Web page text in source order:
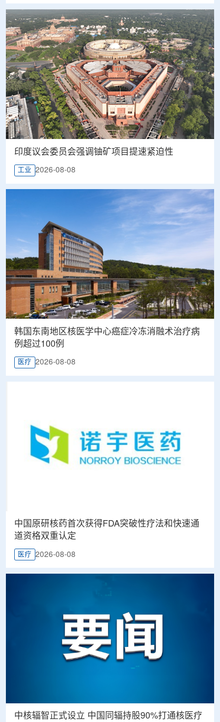
印度议会委员会强调铀矿项目提速紧迫性
工业 2026-08-08
韩国东南地区核医学中心癌症冷冻消融术治疗病
例超过100例
医疗 2026-08-08
中国原研核药首次获得FDA突破性疗法和快速通
道资格双重认定
医疗 2026-08-08
中核辐智正式设立 中国同辐持股90%打通核医疗